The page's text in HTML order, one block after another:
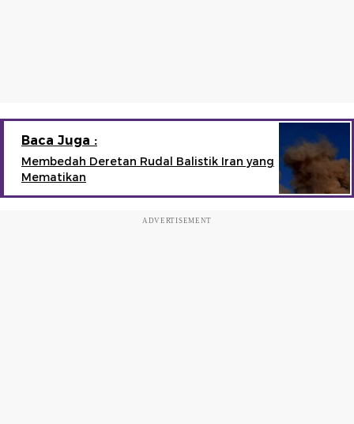
Baca Juga :
Membedah Deretan Rudal Balistik Iran yang
Mematikan
ADVERTISEMENT